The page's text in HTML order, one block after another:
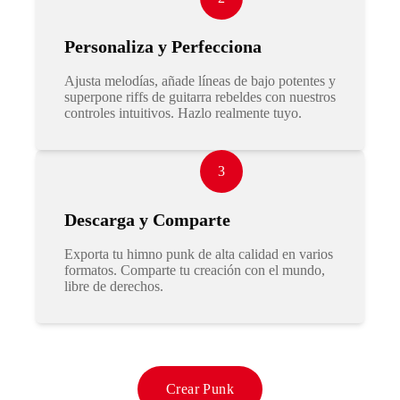
Personaliza y Perfecciona
Ajusta melodías, añade líneas de bajo potentes y
superpone riffs de guitarra rebeldes con nuestros
controles intuitivos. Hazlo realmente tuyo.
3
Descarga y Comparte
Exporta tu himno punk de alta calidad en varios
formatos. Comparte tu creación con el mundo,
libre de derechos.
Crear Punk